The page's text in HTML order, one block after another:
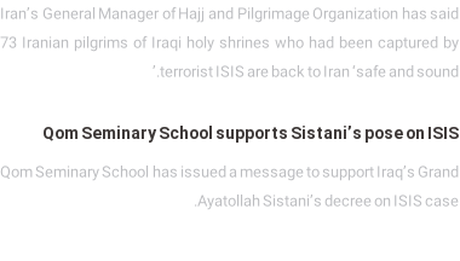
Iran’s General Manager of Hajj and Pilgrimage Organization has said
73 Iranian pilgrims of Iraqi holy shrines who had been captured by
terrorist ISIS are back to Iran ‘safe and sound.’
Qom Seminary School supports Sistani’s pose on ISIS
Qom Seminary School has issued a message to support Iraq’s Grand
Ayatollah Sistani’s decree on ISIS case.